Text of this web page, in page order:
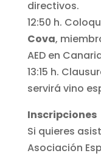
directivos.
12:50 h.
Cova,
AED en
13:15 h.
servirá vino
Inscripciones
Si quieres
Asociación